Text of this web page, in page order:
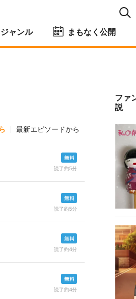
ジャンル まもなく公開
最新エピソードから
読了約5分
読了約5分
読了約4分
読了約4分
ファ
説